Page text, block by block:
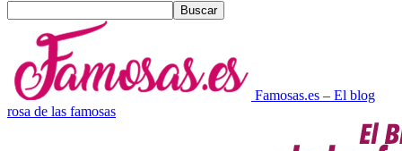
Famosas.es – El blog
rosa de las famosas